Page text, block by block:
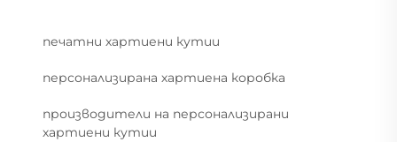
печатни хартиени кутии
персонализирана хартиена коробка
производители на персонализирани
хартиени кутии